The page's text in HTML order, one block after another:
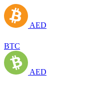
AED
BTC
AED